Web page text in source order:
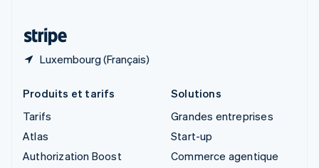
Luxembourg (Français)
Produits et tarifs
Tarifs
Atlas
Authorization Boost
Solutions
Grandes entreprises
Start-up
Commerce agentique